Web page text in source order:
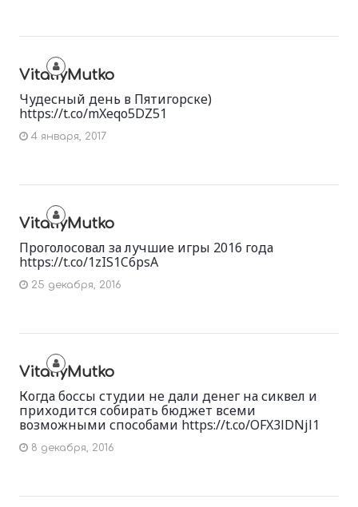
VitaliyMutko
Чудесный день в Пятигорске)
https://t.co/mXeqo5DZ51
4 января, 2017
VitaliyMutko
Проголосовал за лучшие игры 2016 года
https://t.co/1zIS1C6psA
25 декабря, 2016
VitaliyMutko
Когда боссы студии не дали денег на сиквел и
приходится собирать бюджет всеми
возможными способами https://t.co/OFX3lDNjl1
8 декабря, 2016